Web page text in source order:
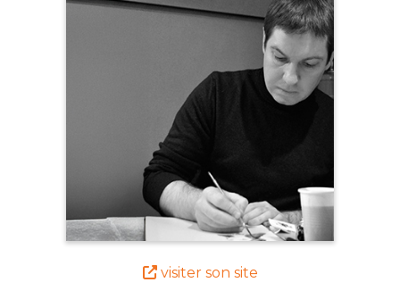
visiter son site